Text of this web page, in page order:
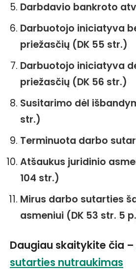
Darbdavio bankroto
Darbuotojo iniciatyva
priežasčių (DK 55 str.)
Darbuotojo iniciatyva
priežasčių (DK 56 str.)
Susitarimo dėl
str.)
Terminuota darbo
Atšaukus juridinio
104 str.)
Mirus darbo sutarties
asmeniui (DK 53 str. 5
Daugiau skaitykite čia –
sutarties nutraukimas